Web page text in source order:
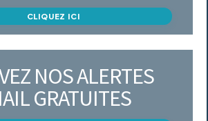
CLIQUEZ ICI
NOS ALERTES
GRATUITES